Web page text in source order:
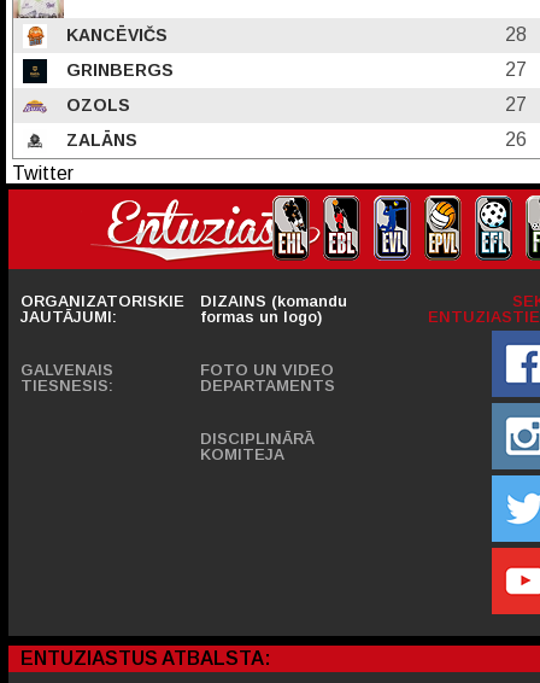
KANCĒVIČS 28
GRINBERGS 27
OZOLS 27
ZALĀNS
26
Twitter
ORGANIZATORISKIE
JAUTĀJUMI:
GALVENAIS
TIESNESIS:
DIZAINS (komandu
formas un logo)
FOTO UN VIDEO
DEPARTAMENTS
DISCIPLINĀRĀ
KOMITEJA
ENTUZIASTUS ATBALSTA: